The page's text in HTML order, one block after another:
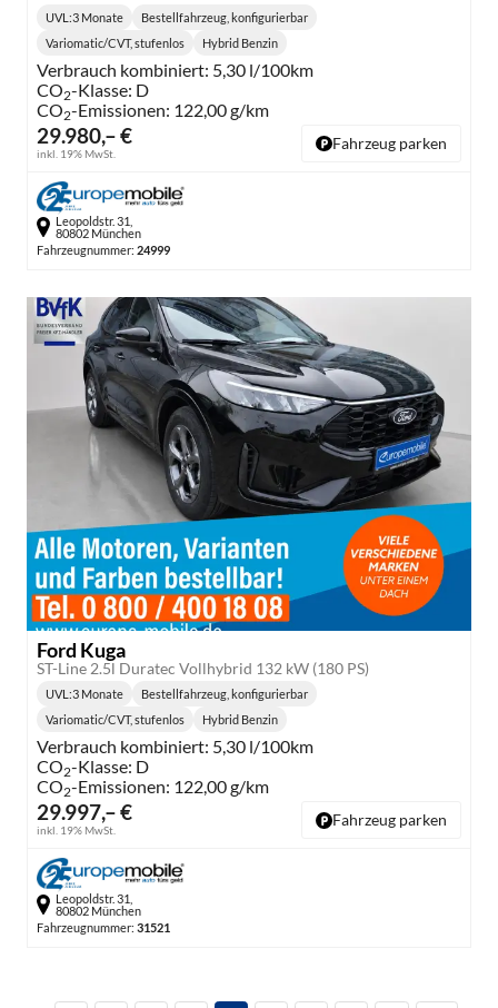
29.980,– €
inkl. 19% MwSt.
Lieferzeit:
UVL :3 Monate Bestellfahrzeug, konfigurierbar
Getriebe:
Variomatic/CVT, stufenlos
Kraftstoff:
Hybrid Benzin
Verbrauch kombiniert: 5,30 l/100km
CO2-Klasse: D
CO2-Emissionen: 122,00 g/km
Fahrzeug parken
Leopoldstr. 31,
80802 München
Fahrzeugnummer: 24999
Ford Kuga
ST-Line 2.5l Duratec Vollhybrid 132 kW (180 PS)
29.997,– €
inkl. 19% MwSt.
UVL :3 Monate Bestellfahrzeug, konfigurierbar
Getriebe:
Variomatic/CVT, stufenlos Hybrid Benzin
Verbrauch kombiniert: 5,30 l/100km
CO2-Klasse: D
CO2-Emissionen: 122,00 g/km
Fahrzeug parken
Leopoldstr. 31,
80802 München
Fahrzeugnummer: 31521